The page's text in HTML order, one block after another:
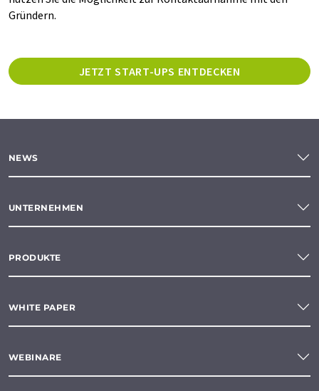
Gründern.
JETZT START-UPS ENTDECKEN
NEWS
UNTERNEHMEN
PRODUKTE
WHITE PAPER
WEBINARE